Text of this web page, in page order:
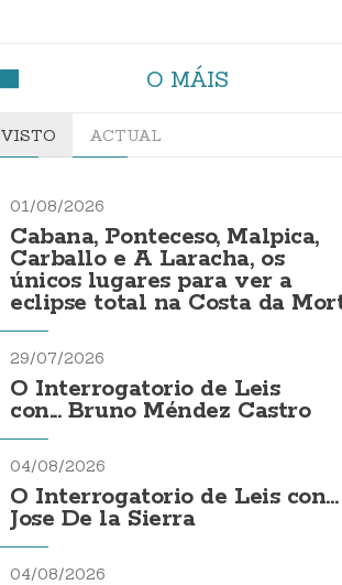
O MÁIS
VISTO ACTUAL
01/08/2026
Cabana, Ponteceso, Malpica,
Carballo e A Laracha, os
únicos lugares para ver a
eclipse total na Costa da
29/07/2026
O Interrogatorio de Leis
con... Bruno Méndez Castro
04/08/2026
O Interrogatorio de Leis con...
Jose De la Sierra
04/08/2026